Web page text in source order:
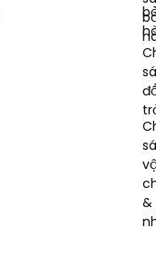
&